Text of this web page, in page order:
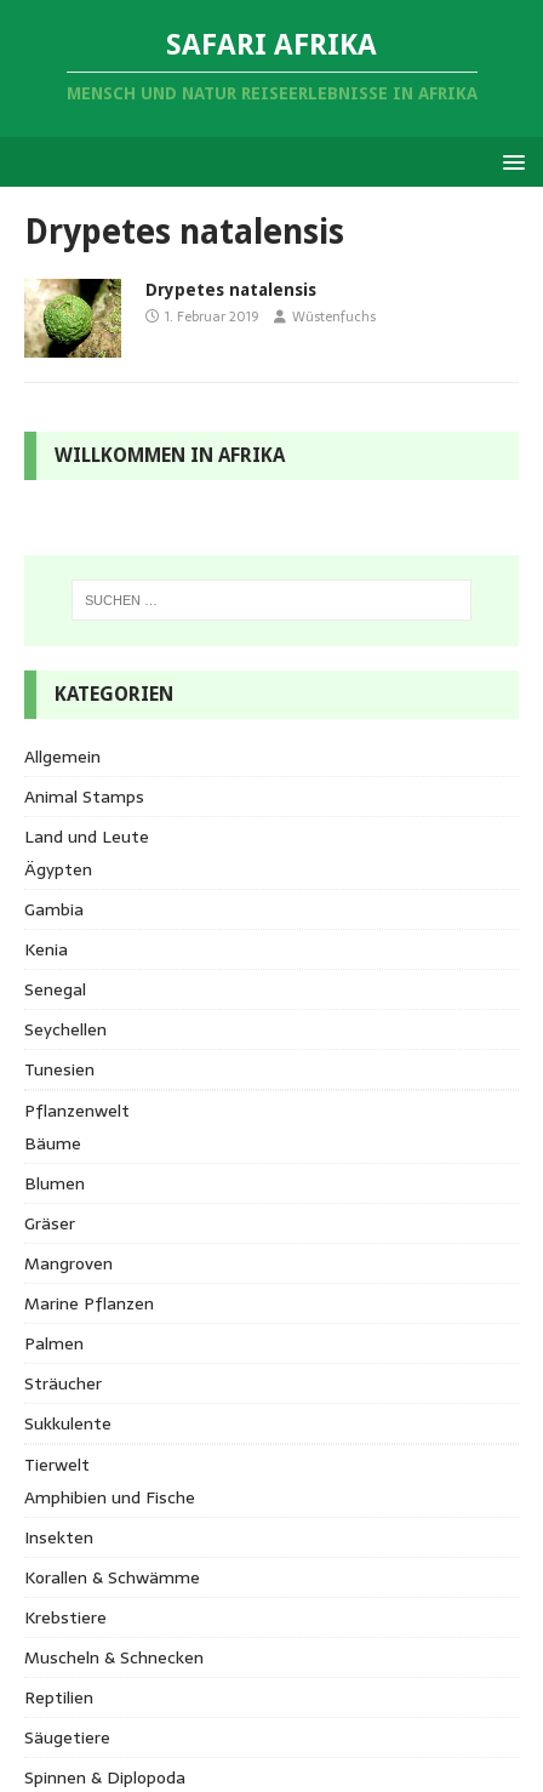
SAFARI AFRIKA
MENSCH UND NATUR REISEERLEBNISSE IN AFRIKA
Drypetes natalensis
Drypetes natalensis
1. Februar 2019 Wüstenfuchs
WILLKOMMEN IN AFRIKA
KATEGORIEN
Allgemein
Animal Stamps
Land und Leute
Ägypten
Gambia
Kenia
Senegal
Seychellen
Tunesien
Pflanzenwelt
Bäume
Blumen
Gräser
Mangroven
Marine Pflanzen
Palmen
Sträucher
Sukkulente
Tierwelt
Amphibien und Fische
Insekten
Korallen & Schwämme
Krebstiere
Muscheln & Schnecken
Reptilien
Säugetiere
Spinnen & Diplopoda